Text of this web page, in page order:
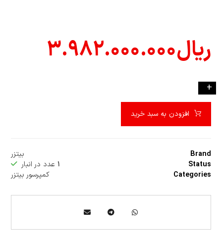
ریال۳.۹۸۲.۰۰۰.۰۰۰
+
افزودن به سبد خرید
Brand
بیتزر
Status
۱ عدد در انبار
Categories
کمپرسور بیتزر